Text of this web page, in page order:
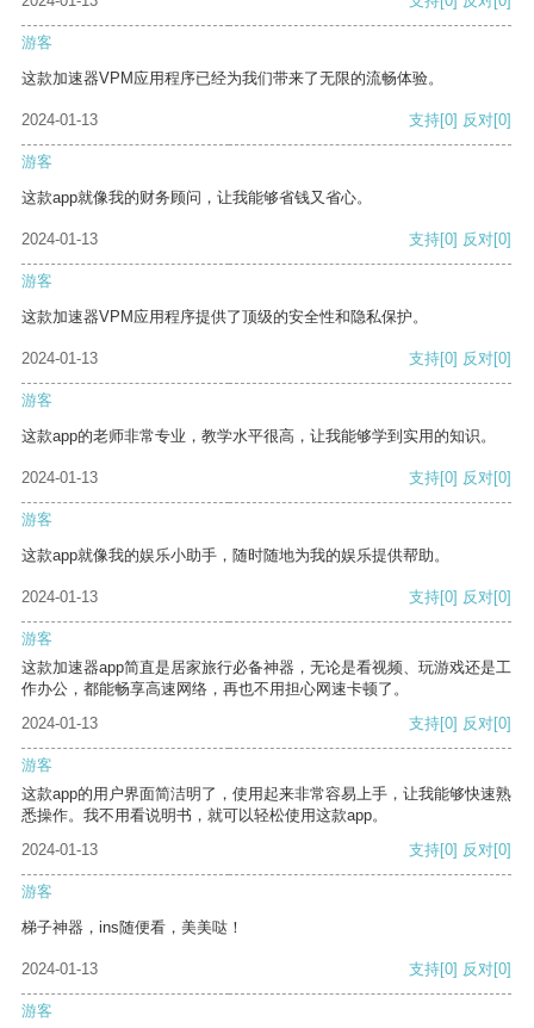
游客
这款加速器VPM应用程序已经为我们带来了无限的流畅体验。
2024-01-13 支持[0] 反对[0]
游客
这款app就像我的财务顾问，让我能够省钱又省心。
2024-01-13 支持[0] 反对[0]
游客
这款加速器VPM应用程序提供了顶级的安全性和隐私保护。
2024-01-13 支持[0] 反对[0]
游客
这款app的老师非常专业，教学水平很高，让我能够学到实用的知识。
2024-01-13 支持[0] 反对[0]
游客
这款app就像我的娱乐小助手，随时随地为我的娱乐提供帮助。
2024-01-13 支持[0] 反对[0]
游客
这款加速器app简直是居家旅行必备神器，无论是看视频、玩游戏还是工
作办公，都能畅享高速网络，再也不用担心网速卡顿了。
2024-01-13
支持[0] 反对[0]
游客
这款app的用户界面简洁明了，使用起来非常容易上手，让我能够快速熟
悉操作。我不用看说明书，就可以轻松使用这款app。
2024-01-13
支持[0] 反对[0]
游客
梯子神器，ins随便看，美美哒！
2024-01-13 支持[0] 反对[0]
游客